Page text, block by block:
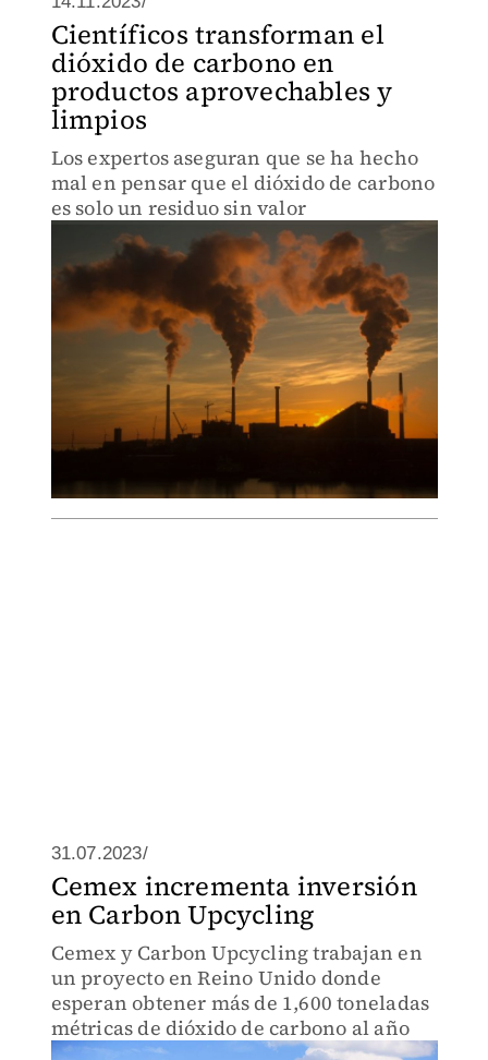
Científicos transforman el
dióxido de carbono en
productos aprovechables y
limpios
Los expertos aseguran que se ha hecho
mal en pensar que el dióxido de carbono
es solo un residuo sin valor
31.07.2023/
Cemex incrementa inversión
en Carbon Upcycling
Cemex y Carbon Upcycling trabajan en
un proyecto en Reino Unido donde
esperan obtener más de 1,600 toneladas
métricas de dióxido de carbono al año